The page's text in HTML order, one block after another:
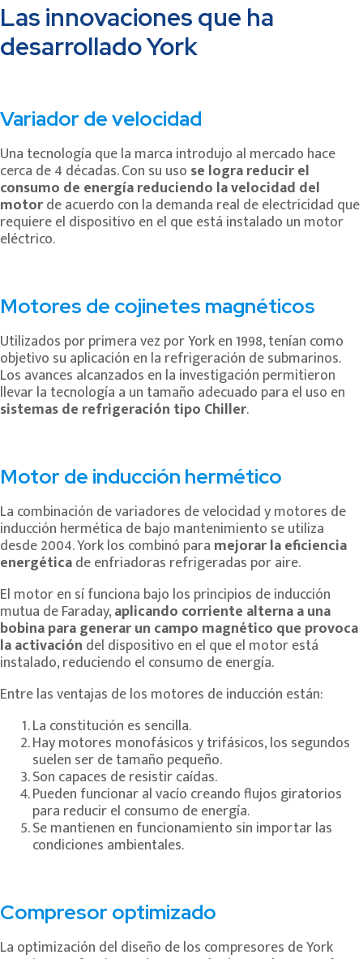
Las innovaciones que ha
desarrollado York
Variador de velocidad
Una tecnología que la marca introdujo al mercado hace
cerca de 4 décadas. Con su uso se logra reducir el
consumo de energía reduciendo la velocidad del
motorde acuerdo con la demanda real de electricidad que
requiere el dispositivo en el que está instalado un motor
eléctrico.
Motores de cojinetes magnéticos
Utilizados por primera vez por York en 1998, tenían como
objetivo su aplicación en la refrigeración de submarinos.
Los avances alcanzados en la investigación permitieron
llevar la tecnología a un tamaño adecuado para el uso en
sistemas de refrigeración tipo Chiller.
Motor de inducción hermético
La combinación de variadores de velocidad y motores de
inducción hermética de bajo mantenimiento se utiliza
desde 2004. York los combinó para mejorar la eficiencia
energéticade enfriadoras refrigeradas por aire.
El motor en sí funciona bajo los principios de inducción
mutua de Faraday,aplicando corriente alterna a una
bobina para generar un campo magnético que provoca
la activación del dispositivo en el que el motor está
instalado, reduciendo el consumo de energía.
Entre las ventajas de los motores de inducción están:
La constitución es sencilla.
Hay motores monofásicos y trifásicos, los segundos
suelen ser de tamaño pequeño.
Son capaces de resistir caídas.
Pueden funcionar al vacío creando flujos giratorios
para reducir el consumo de energía.
Se mantienen en funcionamiento sin importar las
condiciones ambientales.
Compresor optimizado
La optimización del diseño de los compresores de York